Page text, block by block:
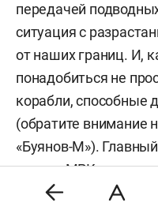
передачей
ситуация с
от наших границ. И,
понадобиться не
корабли, способные
(обратите внимание
«Буянов-М»).
делает МРК этого
мощным для своих